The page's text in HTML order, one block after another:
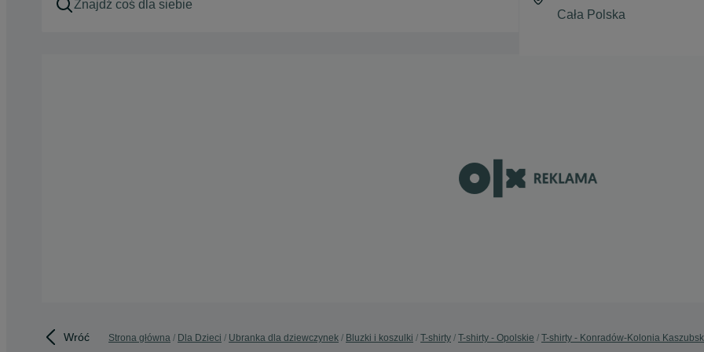
Wróć Strona główna Dla Dzieci Ubranka dla dziewczynek Bluzki i koszulki T-shirty T-shirty - Opolskie T-shirty - Konradów-Kolonia